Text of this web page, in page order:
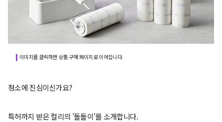
이미지를 클릭하면 상품 구매 페이지로 이어집니다.
청소에 진심이신가요?
특허까지 받은 컬리의 '돌돌이'를 소개합니다.